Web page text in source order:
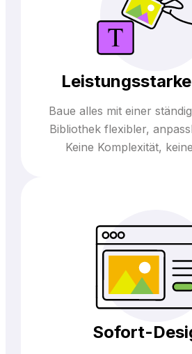
Baue alles mit einer
Bibliothek flexibler,
Keine Komplexität,
Sofort-